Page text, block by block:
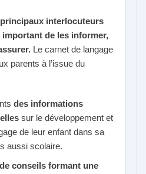
interlocuteurs
important de les informer,
Le carnet de langage
parents à l’issue du
des informations
sur le développement et
de leur enfant dans sa
aussi scolaire.
conseils formant une